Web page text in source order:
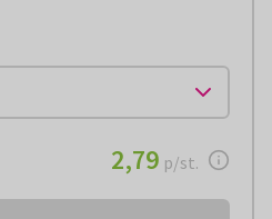
€ 2,79per stuk
2,79 p/st.